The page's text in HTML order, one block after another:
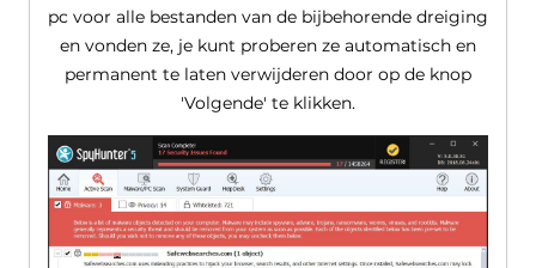
pc voor alle bestanden van de bijbehorende dreiging
en vonden ze, je kunt proberen ze automatisch en
permanent te laten verwijderen door op de knop
'Volgende' te klikken.